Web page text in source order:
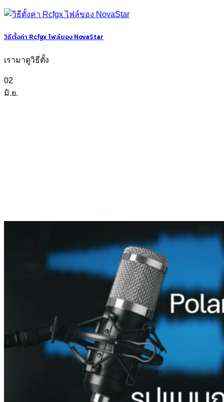
วิธีตั้งค่า Rcfgx ไฟล์ของ NovaStar
เรามาดูวิธีตั้ง
02
มิ.ย.